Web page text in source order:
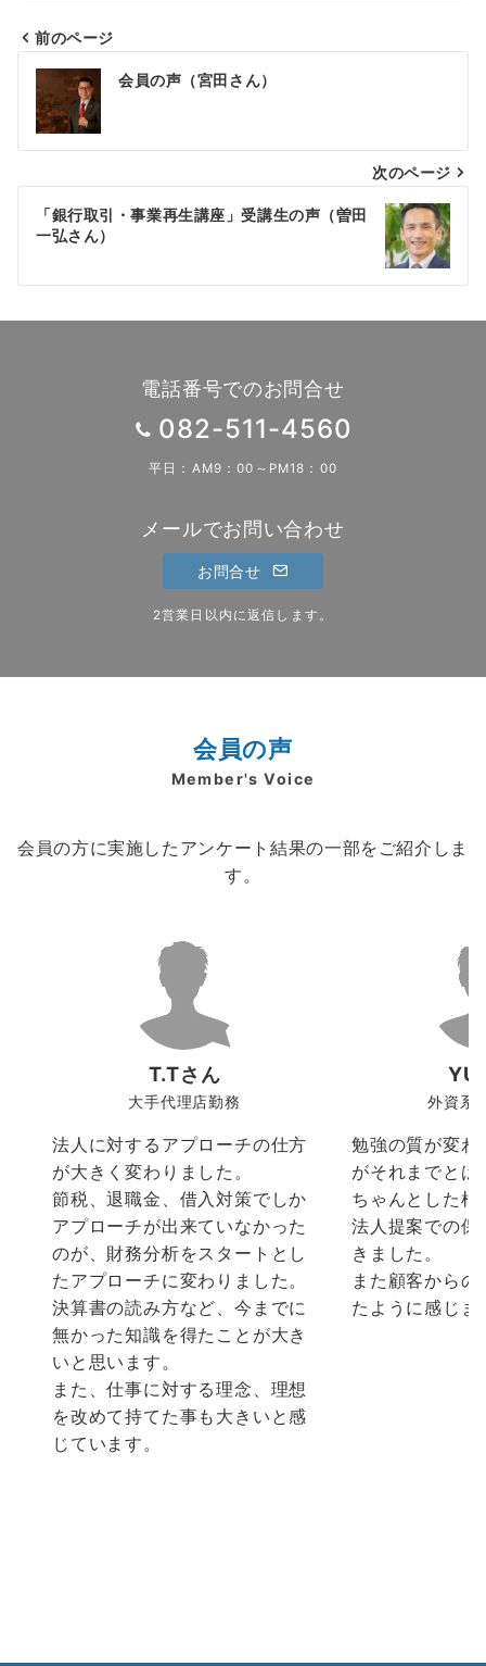
投
稿
ナ
ビ
シ
ョ
前のページ
会員の声（宮田さん）
次のページ
「銀行取引・事業再生講座」受講生の声（曽田
一弘さん）
電話番号でのお問合せ
082-511-4560
平日：AM9：00～PM18：00
メールでお問い合わせ
お問合せ
2営業日以内に返信します。
会員の声
Member's Voice
会員の方に実施したアンケート結果の一部をご紹介しま
す。
T.Tさん
大手代理店勤務
法人に対するアプローチの仕方
が大きく変わりました。
節税、退職金、借入対策でしか
アプローチが出来ていなかった
のが、財務分析をスタートとし
たアプローチに変わりました。
決算書の読み方など、今までに
無かった知識を得たことが大き
いと思います。
また、仕事に対する理念、理想
を改めて持てた事も大きいと感
じています。
YU
外資系
勉強の質が変わ
がそれまでと
ちゃんとした
法人提案での保
きました。
また顧客から
たように感じま